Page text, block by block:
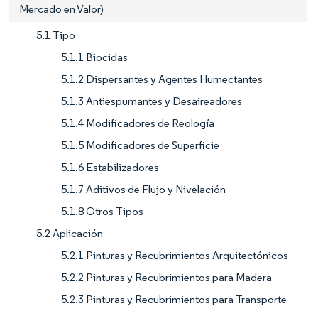
Mercado en Valor)
5.1 Tipo
5.1.1 Biocidas
5.1.2 Dispersantes y Agentes Humectantes
5.1.3 Antiespumantes y Desaireadores
5.1.4 Modificadores de Reología
5.1.5 Modificadores de Superficie
5.1.6 Estabilizadores
5.1.7 Aditivos de Flujo y Nivelación
5.1.8 Otros Tipos
5.2 Aplicación
5.2.1 Pinturas y Recubrimientos Arquitectónicos
5.2.2 Pinturas y Recubrimientos para Madera
5.2.3 Pinturas y Recubrimientos para Transporte